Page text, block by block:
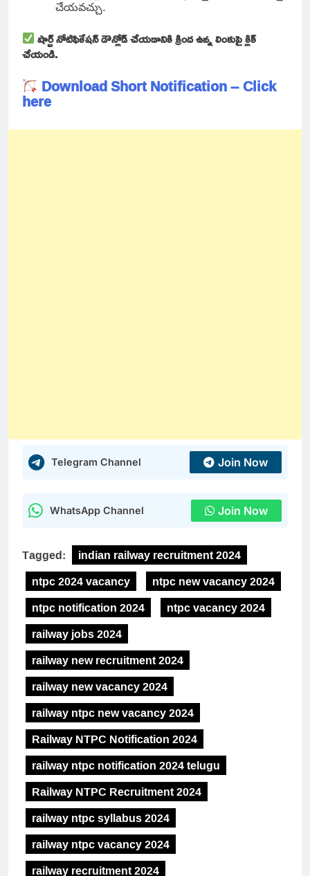
చేయవచ్చు.
షార్ట్ నోటిఫికేషన్ డౌన్లోడ్ చేయడానికి క్రింద ఉన్న లింకుపై క్లిక్
చేయండి.
Download Short Notification – Click
here
Telegram Channel Join Now
WhatsApp Channel Join Now
Tagged:
indian railway recruitment 2024
ntpc 2024 vacancy
ntpc new vacancy 2024
ntpc notification 2024
ntpc vacancy 2024
railway jobs 2024
railway new recruitment 2024
railway new vacancy 2024
railway ntpc new vacancy 2024
Railway NTPC Notification 2024
railway ntpc notification 2024 telugu
Railway NTPC Recruitment 2024
railway ntpc syllabus 2024
railway ntpc vacancy 2024
railway recruitment 2024